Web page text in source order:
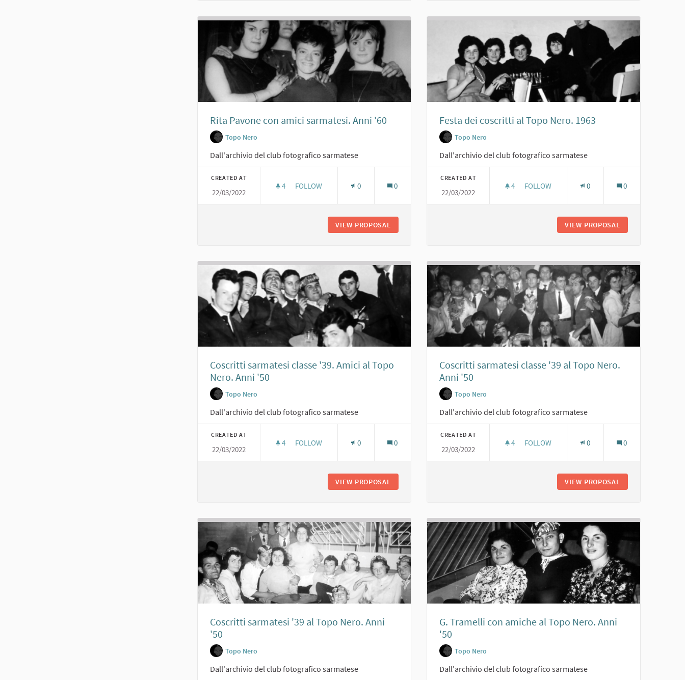
Rita Pavone con amici sarmatesi. Anni '60
Topo Nero
Dall'archivio del club fotografico sarmatese
CREATED AT
22/03/2022
4 4 FOLLOWERS
FOLLOW
RITA PAVONE CON AMICI SARMATESI. ANNI '60
0 0
VIEW PROPOSAL
Festa dei coscritti al Topo Nero. 1963
Topo Nero
Dall'archivio del club fotografico sarmatese
CREATED AT
22/03/2022
4 4 FOLLOWERS
FOLLOW 0 0
VIEW PROPOSAL
Coscritti sarmatesi classe '39. Amici al Topo
Nero. Anni '50
Topo Nero
Dall'archivio del club fotografico sarmatese
CREATED AT
22/03/2022
4 4 FOLLOWERS
FOLLOW
COSCRITTI SARMATESI CLASSE '39. AMICI AL TOPO NERO. ANNI '50
0 0
VIEW PROPOSAL COSCRITTI SARMATESI CLASSE '39. AMICI AL TOPO NERO. ANNI '50
Coscritti sarmatesi classe '39 al Topo Nero.
Anni '50
Topo Nero
Dall'archivio del club fotografico sarmatese
CREATED AT
22/03/2022
4 4 FOLLOWERS
FOLLOW 0 0
VIEW PROPOSAL
Coscritti sarmatesi '39 al Topo Nero. Anni
'50
Topo Nero
Dall'archivio del club fotografico sarmatese
G. Tramelli con amiche al Topo Nero. Anni
'50
Topo Nero
Dall'archivio del club fotografico sarmatese